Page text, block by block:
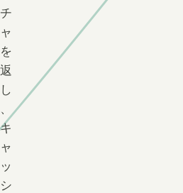
チ
ャ
を
返
し
、
キ
ャ
ッ
シ